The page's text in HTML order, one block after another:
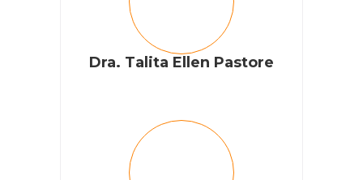
Dra. Talita Ellen Pastore